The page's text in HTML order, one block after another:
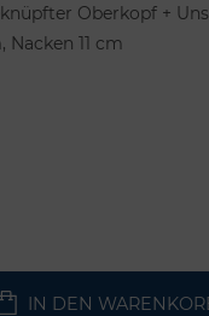
Oberkopf +
Nacken 11 cm
IN DEN